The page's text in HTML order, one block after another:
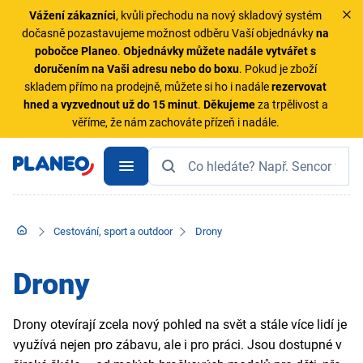
Vážení zákazníci, kvůli přechodu na nový skladový systém
dočasně pozastavujeme možnost odběru Vaší objednávkyna
pobočce Planeo.Objednávky můžete nadále vytvářet s
doručením na Vaši adresu nebo do boxu. Pokud je zboží
skladem přímo na prodejně, můžete si ho i nadálerezervovat
hned a vyzvednout už do 15 minut. Děkujemeza trpělivost a
věříme, že nám zachováte přízeň i nadále.
Cestování, sport a outdoor Drony
Drony
Drony otevírají zcela nový pohled na svět a stále více lidí je
využívá nejen pro zábavu, ale i pro práci. Jsou dostupné v